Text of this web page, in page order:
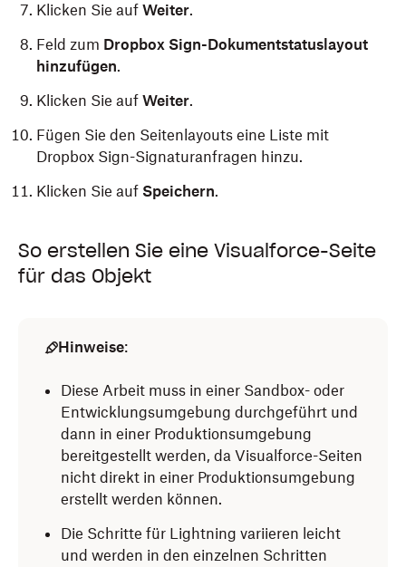
Klicken Sie auf Weiter.
Feld zum Dropbox Sign-Dokumentstatuslayout
hinzufügen.
Klicken Sie auf Weiter.
Fügen Sie den Seitenlayouts eine Liste mit
Dropbox Sign-Signaturanfragen hinzu.
Klicken Sie auf Speichern.
So erstellen Sie eine Visualforce-Seite
für das Objekt
Hinweise:
Diese Arbeit muss in einer Sandbox- oder
Entwicklungsumgebung durchgeführt und
dann in einer Produktionsumgebung
bereitgestellt werden, da Visualforce-Seiten
nicht direkt in einer Produktionsumgebung
erstellt werden können.
Die Schritte für Lightning variieren leicht
und werden in den einzelnen Schritten